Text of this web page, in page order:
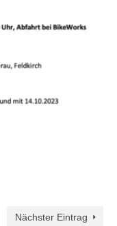
Nächster Eintrag